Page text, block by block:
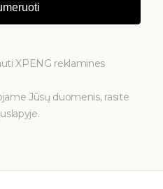
XPENG reklamines
Jūsų duomenis, rasite